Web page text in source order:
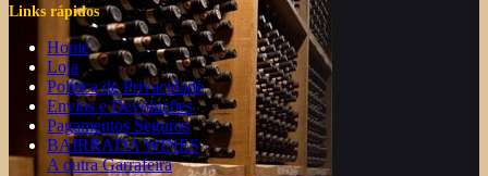
Links rápidos
Home
Loja
Política de Privacidade
Envios e Devoluções
Pagamentos Seguros
BAIRRADA WINES
A outra Garrafeira